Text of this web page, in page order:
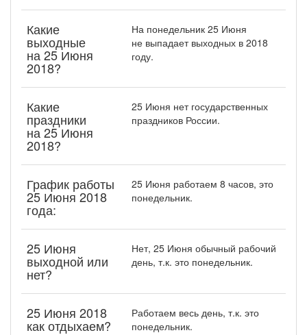
Какие
выходные
на 25 Июня
2018?
На понедельник 25 Июня
не выпадает выходных в 2018
году.
Какие
праздники
на 25 Июня
2018?
25 Июня нет государственных
праздников России.
График работы
25 Июня 2018
года:
25 Июня работаем 8 часов, это
понедельник.
25 Июня
выходной или
нет?
Нет, 25 Июня обычный рабочий
день, т.к. это понедельник.
25 Июня 2018
как отдыхаем?
Работаем весь день, т.к. это
понедельник.